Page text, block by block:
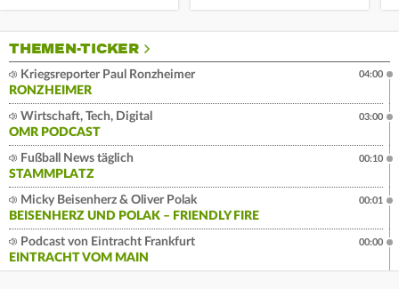
THEMEN-TICKER
Kriegsreporter Paul Ronzheimer
RONZHEIMER
04:00
Wirtschaft, Tech, Digital
OMR PODCAST
03:00
Fußball News täglich
STAMMPLATZ
00:10
Micky Beisenherz & Oliver Polak
BEISENHERZ UND POLAK – FRIENDLY FIRE
00:01
Podcast von Eintracht Frankfurt
EINTRACHT VOM MAIN
00:00